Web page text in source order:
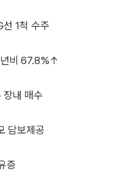
1척 수주
비 67.8%↑
내 매수
담보제공
증